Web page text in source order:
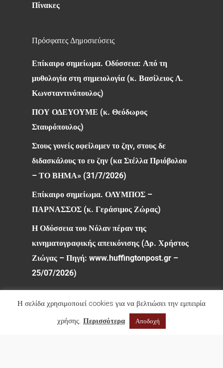
Πίνακες
Πρόσφατες Δημοσιεύσεις
Επίκαιρο σημείωμα. Οδύσσεια: Από τη
μυθολογία στη σημειολογία (κ. Βασίλειος Λ.
Κωνσταντινόπουλος)
ΠΟΥ ΟΔΕΥΟΥΜΕ (κ. Θεόδωρος
Σταυρόπουλος)
Στους γονείς οφείλομεν το ζην, στους δε
διδασκάλους το ευ ζην (κα Στέλλα Πριόβολου
– ΤΟ ΒΗΜΑ» (31/7/2026)
Επίκαιρο σημείωμα. ΟΛΥΜΠΟΣ –
ΠΑΡΝΑΣΣΟΣ (κ. Γεράσιμος Ζώρας)
Η Οδύσσεια του Νόλαν πέραν της
κινηματογραφικής απεικόνισης (Δρ. Χρήστος
Ζιώγας – Πηγή: www.huffingtonpost.gr –
25/07/2026)
© 2026 Φιλολογικός Σύλλογος Παρνασσός. All rights
Η σελίδα χρησιμοποιεί cookies για να βελτιώσει την εμπειρία
χρήσης. Περισσότερα Αποδοχή